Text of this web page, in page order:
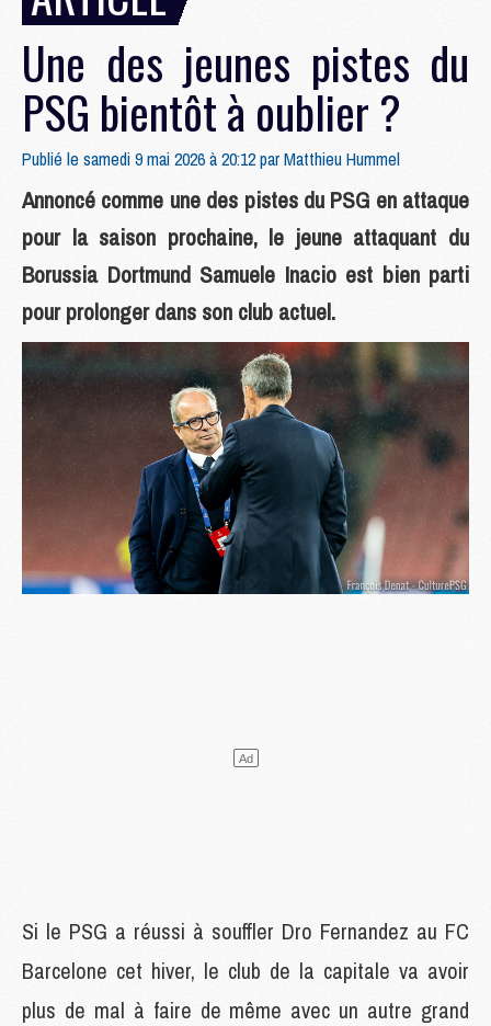
Une des jeunes pistes du
PSG bientôt à oublier ?
Publié le samedi 9 mai 2026 à 20:12 parMatthieu Hummel
Annoncé comme une des pistes du PSG en attaque
pour la saison prochaine, le jeune attaquant du
Borussia Dortmund Samuele Inacio est bien parti
pour prolonger dans son club actuel.
Si le PSG a réussi à souffler Dro Fernandez au FC
Barcelone cet hiver, le club de la capitale va avoir
plus de mal à faire de même avec un autre grand